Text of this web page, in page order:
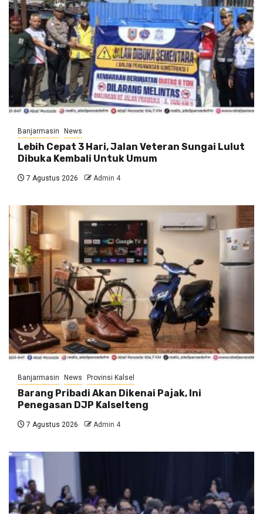
Banjarmasin News
Lebih Cepat 3 Hari, Jalan Veteran Sungai Lulut
Dibuka Kembali Untuk Umum
7 Agustus 2026 Admin 4
Banjarmasin News Provinsi Kalsel
Barang Pribadi Akan Dikenai Pajak, Ini
Penegasan DJP Kalselteng
7 Agustus 2026 Admin 4